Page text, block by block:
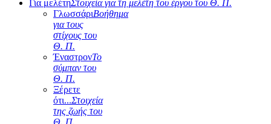
Για μελέτηΣτοιχεία για τη μελέτη του έργου του Θ. Π.
ΓλωσσάριΒοήθημα
για τους
στίχους του
Θ. Π.
ΈναστρονΤο
σύμπαν του
Θ. Π.
Ξέρετε
ότι...Στοιχεία
της ζωής του